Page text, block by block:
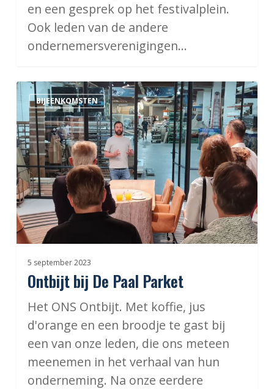
en een gesprek op het festivalplein.
Ook leden van de andere
ondernemersverenigingen…
Ontbijt
bij
De
Paal
Parket
BIJEENKOMSTEN
5 september 2023
Ontbijt bij De Paal Parket
Het ONS Ontbijt. Met koffie, jus
d'orange en een broodje te gast bij
een van onze leden, die ons meteen
meenemen in het verhaal van hun
onderneming. Na onze eerdere